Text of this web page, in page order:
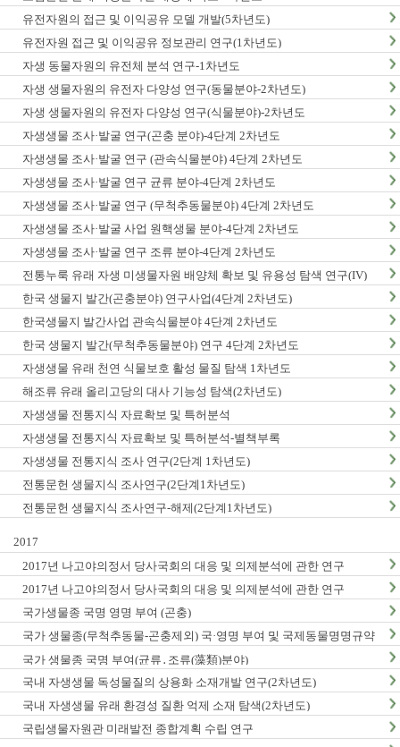
유전자원의 접근 및 이익공유 모델 개발(5차년도)
유전자원 접근 및 이익공유 정보관리 연구(1차년도)
자생 동물자원의 유전체 분석 연구-1차년도
자생 생물자원의 유전자 다양성 연구(동물분야-2차년도)
자생 생물자원의 유전자 다양성 연구(식물분야)-2차년도
자생생물 조사·발굴 연구(곤충 분야)-4단계 2차년도
자생생물 조사·발굴 연구 (관속식물분야) 4단계 2차년도
자생생물 조사·발굴 연구 균류 분야-4단계 2차년도
자생생물 조사·발굴 연구 (무척추동물분야) 4단계 2차년도
자생생물 조사·발굴 사업 원핵생물 분야-4단계 2차년도
자생생물 조사·발굴 연구 조류 분야-4단계 2차년도
전통누룩 유래 자생 미생물자원 배양체 확보 및 유용성 탐색 연구(IV)
한국 생물지 발간(곤충분야) 연구사업(4단계 2차년도)
한국생물지 발간사업 관속식물분야 4단계 2차년도
한국 생물지 발간(무척추동물분야) 연구 4단계 2차년도
자생생물 유래 천연 식물보호 활성 물질 탐색 1차년도
해조류 유래 올리고당의 대사 기능성 탐색(2차년도)
자생생물 전통지식 자료확보 및 특허분석
자생생물 전통지식 자료확보 및 특허분석-별책부록
자생생물 전통지식 조사 연구(2단계 1차년도)
전통문헌 생물지식 조사연구(2단계1차년도)
전통문헌 생물지식 조사연구-해제(2단계1차년도)
2017
2017년 나고야의정서 당사국회의 대응 및 의제분석에 관한 연구
2017년 나고야의정서 당사국회의 대응 및 의제분석에 관한 연구
국가생물종 국명 영명 부여 (곤충)
국가 생물종(무척추동물-곤충제외) 국·영명 부여 및 국제동물명명규약
한글판 발간
국가 생물종 국명 부여(균류․조류(藻類)분야)
국내 자생생물 독성물질의 상용화 소재개발 연구(2차년도)
국내 자생생물 유래 환경성 질환 억제 소재 탐색(2차년도)
국립생물자원관 미래발전 종합계획 수립 연구